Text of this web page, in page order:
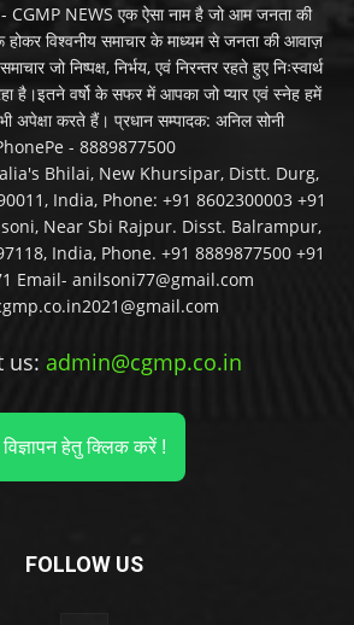
CGMP NEWS एक ऐसा नाम है जो आम जनता की
विश्वनीय समाचार के माध्यम से जनता की आवाज़
जो निष्पक्ष, निर्भय, एवं निरन्तर रहते हुए निःस्वार्थ
है।इतने वर्षो के सफर में आपका जो प्यार एवं स्नेह हमें
अपेक्षा करते हैं। प्रधान सम्पादक: अनिल सोनी
- 8889877500
Bhilai, New Khursipar, Distt. Durg,
India, Phone: +91 8602300003 +91
Near Sbi Rajpur. Disst. Balrampur,
India, Phone. +91 8889877500 +91
Email- anilsoni77@gmail.com
us: admin@cgmp.co.in
विज्ञापन हेतु क्लिक करें !
FOLLOW US